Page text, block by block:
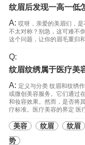
纹眉后发现一高一低
A: 哎呀，亲爱的美眉们，
不太对称？别急，这可难不
这个问题，让你的眉毛重归和
Q:
纹眉纹绣属于医疗美
A: 定义与分类 纹眉和纹绣
或微创美容服务。它们通过
和妆容效果。然而，是否将
疗标准。医疗美容的界定 医
美容 纹眉 纹眉
势